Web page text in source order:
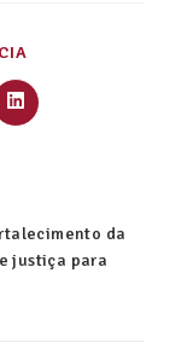
da
justiça para